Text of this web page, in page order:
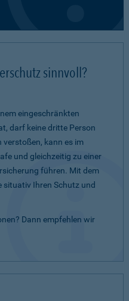
sinnvoll?
eingeschränkten
darf keine dritte Person
verstoßen, kann es im
und gleichzeitig zu einer
führen. Mit dem
situativ Ihren Schutz und
Dann empfehlen wir